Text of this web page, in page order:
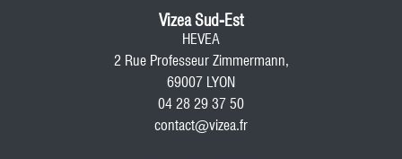
Vizea Sud-Est
HEVEA
2 Rue Professeur Zimmermann,
69007 LYON
04 28 29 37 50
contact@vizea.fr